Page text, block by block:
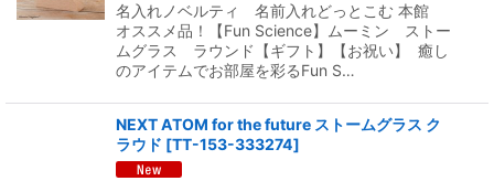
名入れノベルティ 名前入れどっとこむ 本館
オススメ品！【Fun Science】ムーミン ストー
ムグラス ラウンド【ギフト】【お祝い】 癒し
のアイテムでお部屋を彩るFun S…
NEXT ATOM for the future ストームグラス ク
ラウド [TT-153-333274]